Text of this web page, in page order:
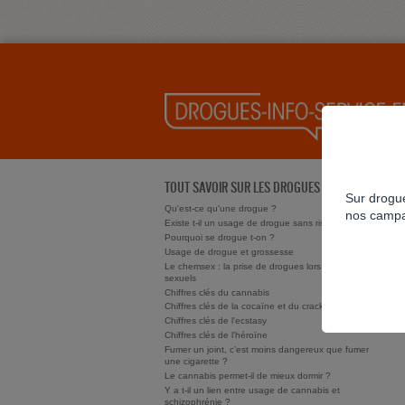
TOUT SAVOIR SUR LES DROGUES
Qu'est-ce qu'une drogue ?
Existe t-il un usage de drogue sans risque ?
Pourquoi se drogue t-on ?
Usage de drogue et grossesse
Le chemsex : la prise de drogues lors de rapports
sexuels
Chiffres clés du cannabis
Chiffres clés de la cocaïne et du crack/free base
Chiffres clés de l'ecstasy
Chiffres clés de l'héroïne
Fumer un joint, c’est moins dangereux que fumer
une cigarette ?
Le cannabis permet-il de mieux dormir ?
Y a t-il un lien entre usage de cannabis et
schizophrénie ?
Sur
nos